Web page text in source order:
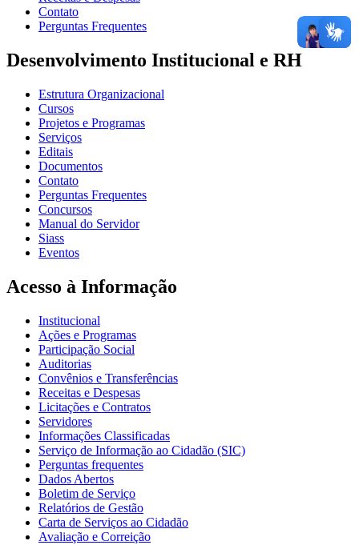
Contato
Perguntas Frequentes
Desenvolvimento Institucional e RH
Estrutura Organizacional
Cursos
Projetos e Programas
Serviços
Editais
Documentos
Contato
Perguntas Frequentes
Concursos
Manual do Servidor
Siass
Eventos
Acesso à Informação
Institucional
Ações e Programas
Participação Social
Auditorias
Convênios e Transferências
Receitas e Despesas
Licitações e Contratos
Servidores
Informações Classificadas
Serviço de Informação ao Cidadão (SIC)
Perguntas frequentes
Dados Abertos
Boletim de Serviço
Relatórios de Gestão
Carta de Serviços ao Cidadão
Avaliação e Correição